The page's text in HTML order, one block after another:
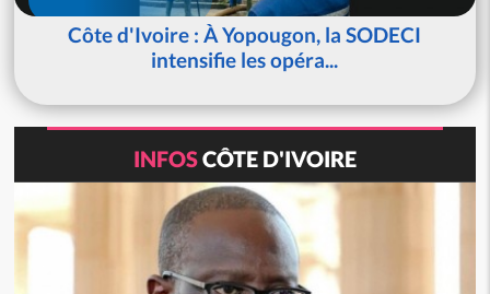
Côte d'Ivoire : À Yopougon, la SODECI
intensifie les opéra...
INFOSCÔTE D'IVOIRE